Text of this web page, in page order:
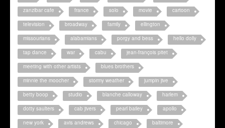
zanzibar cafe
france solo movie
cartoon
television
broadway family
ellington
missourians
alabamians porgy and bess
hello dolly
tap dance
war cabu
jean-françois pitet
meeting with other artists
blues brothers
minnie the moocher
stormy weather
jumpin jive
betty boop
studio blanche calloway
harlem
dotty saulters
cab jivers pearl bailey
apollo
new york
avis andrews chicago
baltimore